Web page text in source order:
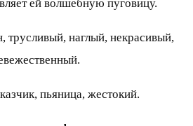
ей волшебную пуговицу.
трусливый, наглый, некрасивый,
пьяница, жестокий.